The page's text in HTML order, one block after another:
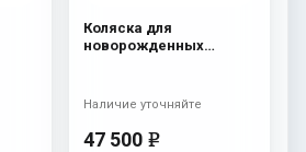
Коляска для
новорожденных
47 500 e
Наличие уточняйте